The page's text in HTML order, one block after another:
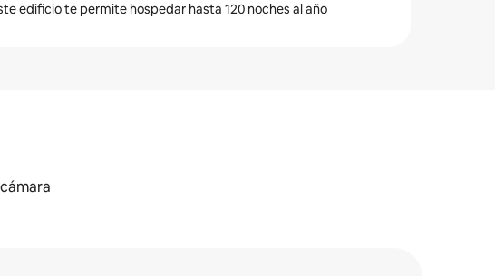
edificio te permite hospedar hasta 120 noches al año